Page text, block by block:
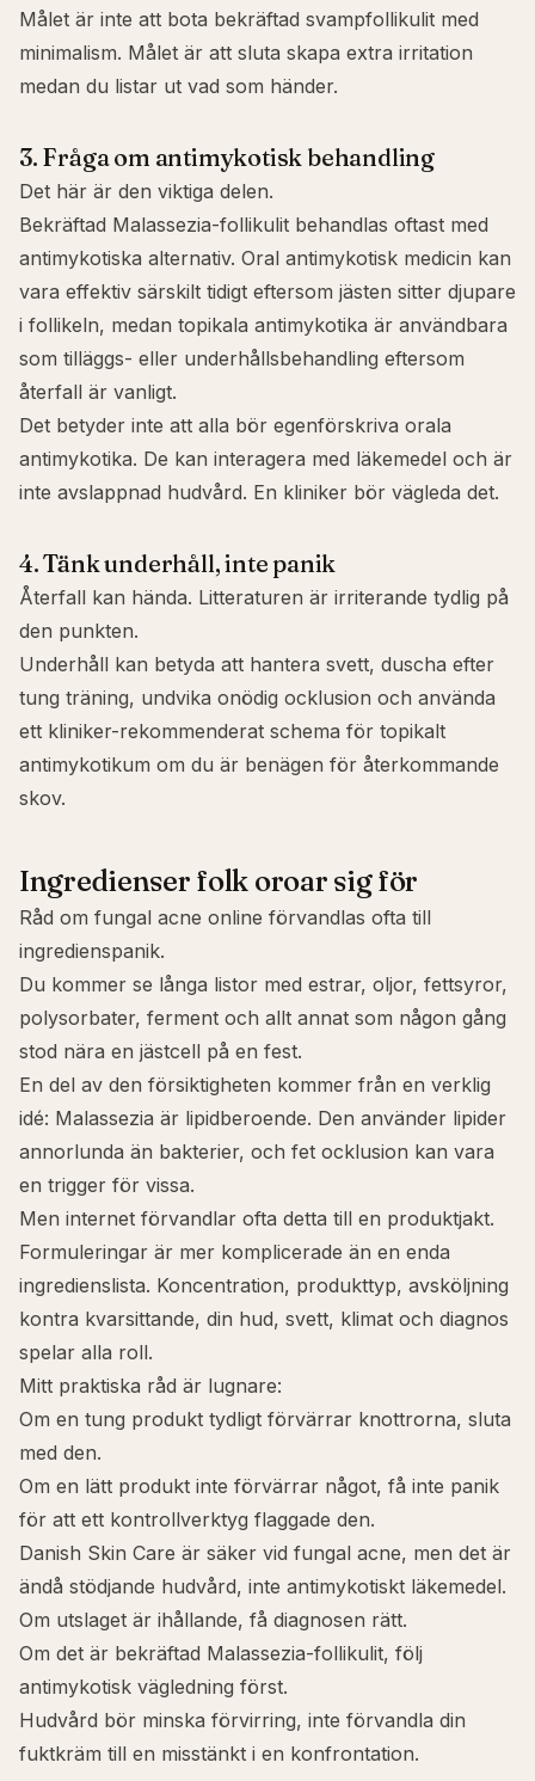
Målet är inte att bota bekräftad svampfollikulit med
minimalism. Målet är att sluta skapa extra irritation
medan du listar ut vad som händer.
3. Fråga om antimykotisk behandling
Det här är den viktiga delen.
Bekräftad Malassezia-follikulit behandlas oftast med
antimykotiska alternativ. Oral antimykotisk medicin kan
vara effektiv särskilt tidigt eftersom jästen sitter djupare
i follikeln, medan topikala antimykotika är användbara
som tilläggs- eller underhållsbehandling eftersom
återfall är vanligt.
Det betyder inte att alla bör egenförskriva orala
antimykotika. De kan interagera med läkemedel och är
inte avslappnad hudvård. En kliniker bör vägleda det.
4. Tänk underhåll, inte panik
Återfall kan hända. Litteraturen är irriterande tydlig på
den punkten.
Underhåll kan betyda att hantera svett, duscha efter
tung träning, undvika onödig ocklusion och använda
ett kliniker-rekommenderat schema för topikalt
antimykotikum om du är benägen för återkommande
skov.
Ingredienser folk oroar sig för
Råd om fungal acne online förvandlas ofta till
ingredienspanik.
Du kommer se långa listor med estrar, oljor, fettsyror,
polysorbater, ferment och allt annat som någon gång
stod nära en jästcell på en fest.
En del av den försiktigheten kommer från en verklig
idé: Malassezia är lipidberoende. Den använder lipider
annorlunda än bakterier, och fet ocklusion kan vara
en trigger för vissa.
Men internet förvandlar ofta detta till en produktjakt.
Formuleringar är mer komplicerade än en enda
ingredienslista. Koncentration, produkttyp, avsköljning
kontra kvarsittande, din hud, svett, klimat och diagnos
spelar alla roll.
Mitt praktiska råd är lugnare:
Om en tung produkt tydligt förvärrar knottrorna, sluta
med den.
Om en lätt produkt inte förvärrar något, få inte panik
för att ett kontrollverktyg flaggade den.
Danish Skin Care är säker vid fungal acne, men det är
ändå stödjande hudvård, inte antimykotiskt läkemedel.
Om utslaget är ihållande, få diagnosen rätt.
Om det är bekräftad Malassezia-follikulit, följ
antimykotisk vägledning först.
Hudvård bör minska förvirring, inte förvandla din
fuktkräm till en misstänkt i en konfrontation.